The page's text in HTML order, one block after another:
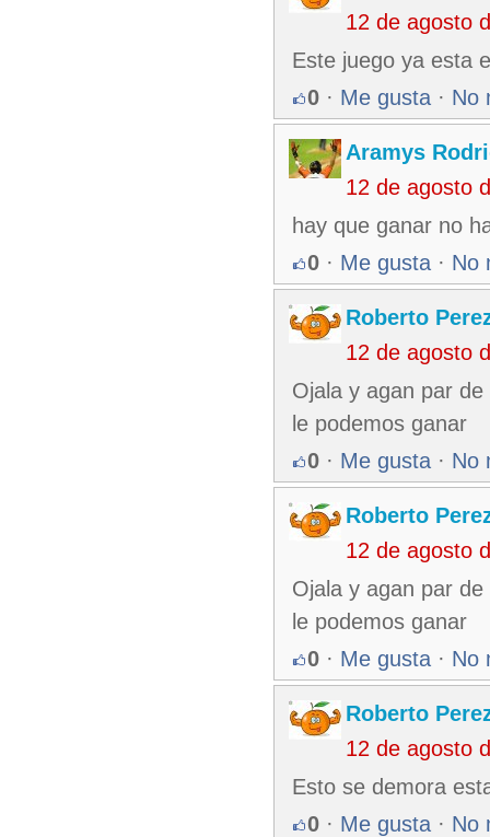
12 de agosto
Este juego ya esta
0 · Me gusta · No
Aramys
12 de agosto
hay que ganar no
0 · Me gusta · No
Roberto
12 de agosto
Ojala y agan par
le podemos ganar
0 · Me gusta · No
Roberto
12 de agosto
Ojala y agan par
le podemos ganar
0 · Me gusta · No
Roberto
12 de agosto
Esto se demora
0 · Me gusta · No